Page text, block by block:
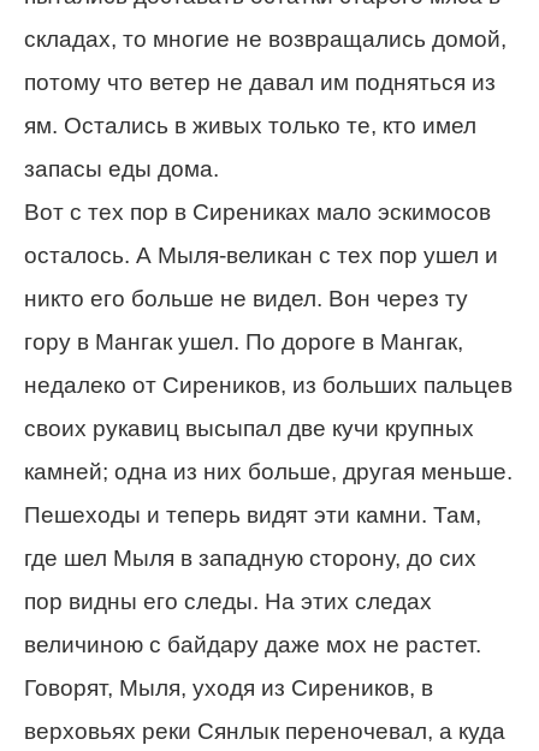
складах, то многие не возвращались домой,
потому что ветер не давал им подняться из
ям. Остались в живых только те, кто имел
запасы еды дома.
Вот с тех пор в Сирениках мало эскимосов
осталось. А Мыля-великан с тех пор ушел и
никто его больше не видел. Вон через ту
гору в Мангак ушел. По дороге в Мангак,
недалеко от Сиреников, из больших пальцев
своих рукавиц высыпал две кучи крупных
камней; одна из них больше, другая меньше.
Пешеходы и теперь видят эти камни. Там,
где шел Мыля в западную сторону, до сих
пор видны его следы. На этих следах
величиною с байдару даже мох не растет.
Говорят, Мыля, уходя из Сиреников, в
верховьях реки Сянлык переночевал, а куда